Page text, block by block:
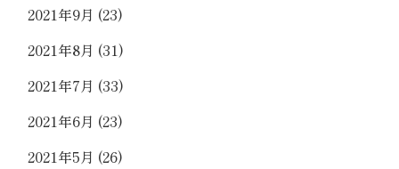
2021年9月 (23)
2021年8月 (31)
2021年7月 (33)
2021年6月 (23)
2021年5月 (26)